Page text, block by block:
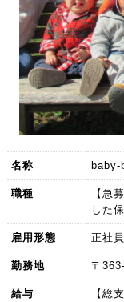
名称 baby-
職種
【急
した
雇用形態 正社員
勤務地 〒
給与
【総